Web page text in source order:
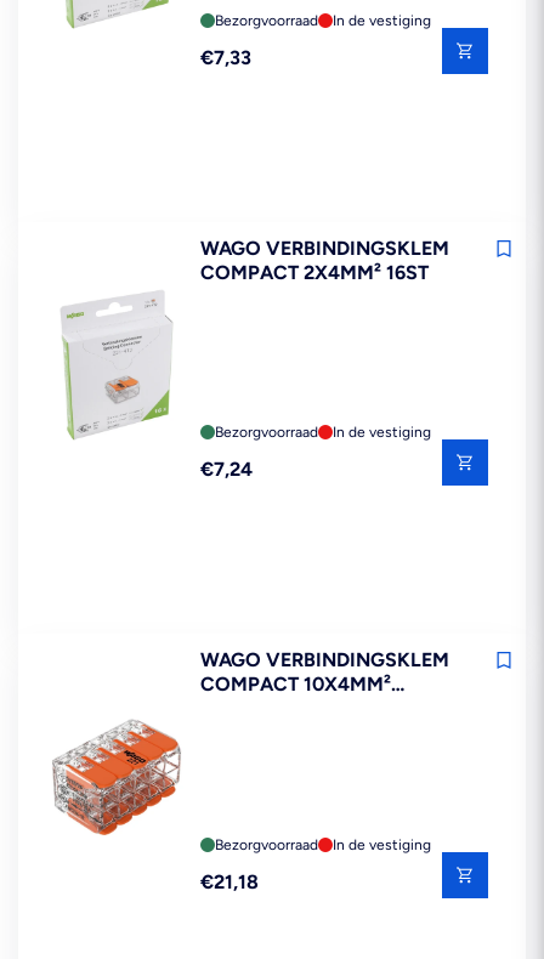
Bezorgvoorraad In de vestiging
Reguliere
€7,33
WAGO VERBINDINGSKLEM
COMPACT 2X4MM² 16ST
Bezorgvoorraad In de vestiging
Reguliere
€7,24
WAGO VERBINDINGSKLEM
COMPACT 10X4MM²
Bezorgvoorraad In de vestiging
Reguliere
€21,18